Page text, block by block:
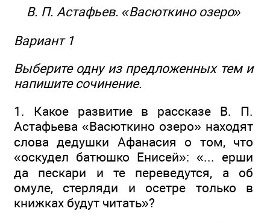
В. П. Астафьев. «Васюткино озеро»
Вариант 1
Выберите одну из предложенных тем и
напишите сочинение.
1. Какое развитие в рассказе В. П.
Астафьева «Васюткино озеро» находят
слова дедушки Афанасия о том, что
«оскудел батюшко Енисей»: «... ерши
да пескари и те переведутся, а об
омуле, стерляди и осетре только в
книжках будут читать»?